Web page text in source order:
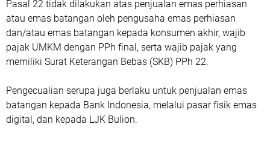
Pasal 22 tidak dilakukan atas penjualan emas perhiasan
atau emas batangan oleh pengusaha emas perhiasan
dan/atau emas batangan kepada konsumen akhir, wajib
pajak UMKM dengan PPh final, serta wajib pajak yang
memiliki Surat Keterangan Bebas (SKB) PPh 22.
Pengecualian serupa juga berlaku untuk penjualan emas
batangan kepada Bank Indonesia, melalui pasar fisik emas
digital, dan kepada LJK Bulion.